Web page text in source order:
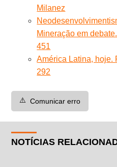
Milanez
Mineração em
451
América Latina, hoje.
292
⚠️ Comunicar erro
NOTÍCIAS